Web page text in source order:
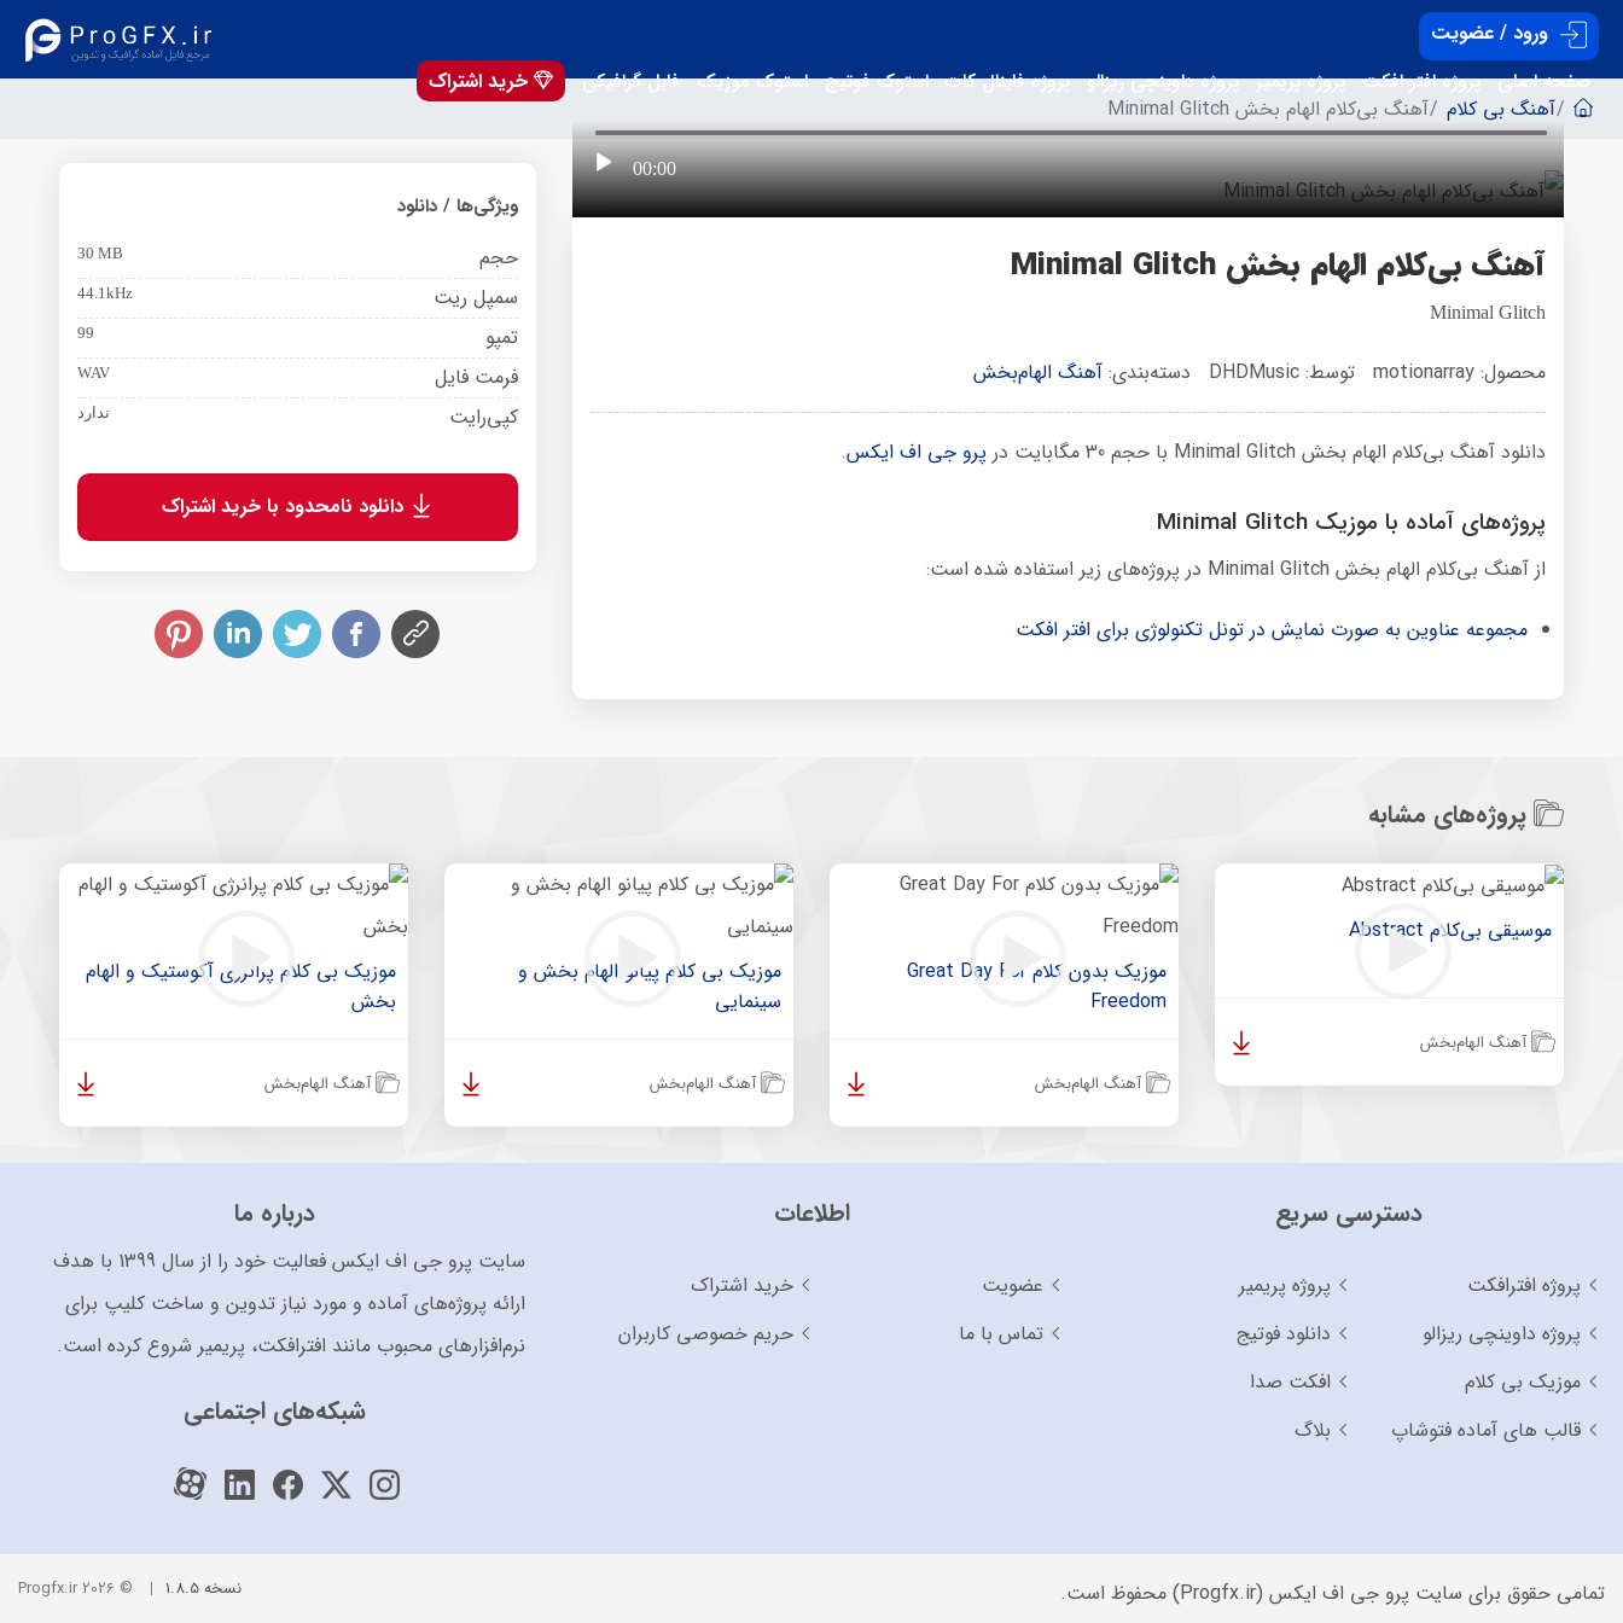
ورود / عضویت
صفحه اصلی پروژه افتر افکت پروژه پریمیر پروژه داوینچی ریزالو پروژه فاینال کات استوک فوتیج استوک موزیک فایل گرافیکی
خرید اشتراک
آهنگ بی کلام
آهنگ بی‌کلام الهام بخش Minimal Glitch
00:00
آهنگ بی‌کلام الهام بخش Minimal Glitch
Minimal Glitch
محصول: motionarray توسط: DHDMusic دسته‌بندی: آهنگ الهام‌بخش
دانلود آهنگ بی‌کلام الهام بخش Minimal Glitch با حجم 30 مگابایت در پرو جی اف ایکس.
پروژه‌های آماده با موزیک Minimal Glitch
از آهنگ بی‌کلام الهام بخش Minimal Glitch در پروژه‌های زیر استفاده شده است:
مجموعه عناوین به صورت نمایش در تونل تکنولوژی برای افتر افکت
ویژگی‌ها / دانلود
حجم 30 MB
سمپل ریت 44.1kHz
تمپو 99
فرمت فایل WAV
کپی‌رایت ندارد
دانلود نامحدود با خرید اشتراک
پروژه‌های مشابه
موسیقی بی‌کلام Abstract
آهنگ الهام‌بخش
موزیک بدون کلام Great Day For
Freedom
آهنگ الهام‌بخش
موزیک بی کلام پیانو الهام بخش و
سینمایی
آهنگ الهام‌بخش
موزیک بی کلام پرانرژی آکوستیک و الهام
بخش
آهنگ الهام‌بخش
دسترسی سریع
پروژه افترافکت
پروژه پریمیر
پروژه داوینچی ریزالو
دانلود فوتیج
موزیک بی کلام
افکت صدا
قالب های آماده فتوشاپ
بلاگ
اطلاعات
عضویت
خرید اشتراک
تماس با ما
حریم خصوصی کاربران
درباره ما
سایت پرو جی اف ایکس فعالیت خود را از سال 1399 با هدف
ارائه پروژه‌های آماده و مورد نیاز تدوین و ساخت کلیپ برای
نرم‌افزارهای محبوب مانند افترافکت، پریمیر شروع کرده است.
شبکه‌های اجتماعی
تمامی حقوق برای سایت پرو جی اف ایکس (Progfx.ir) محفوظ است. نسخه 1.8.5 © 2026 Progfx.ir